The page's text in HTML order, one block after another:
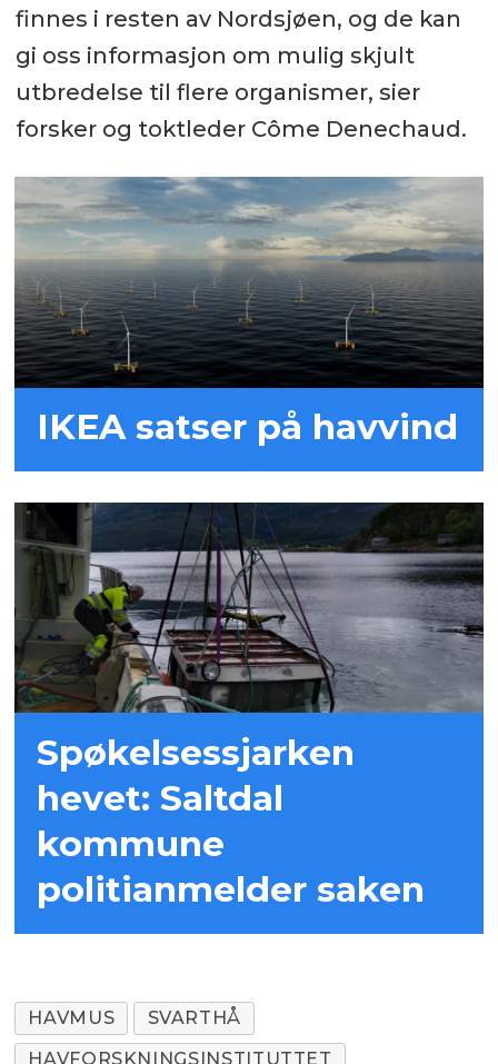
finnes i resten av Nordsjøen, og de kan
gi oss informasjon om mulig skjult
utbredelse til flere organismer, sier
forsker og toktleder Côme Denechaud.
IKEA satser på havvind
Spøkelsessjarken
hevet: Saltdal
kommune
politianmelder saken
HAVMUS
SVARTHÅ
HAVFORSKNINGSINSTITUTTET